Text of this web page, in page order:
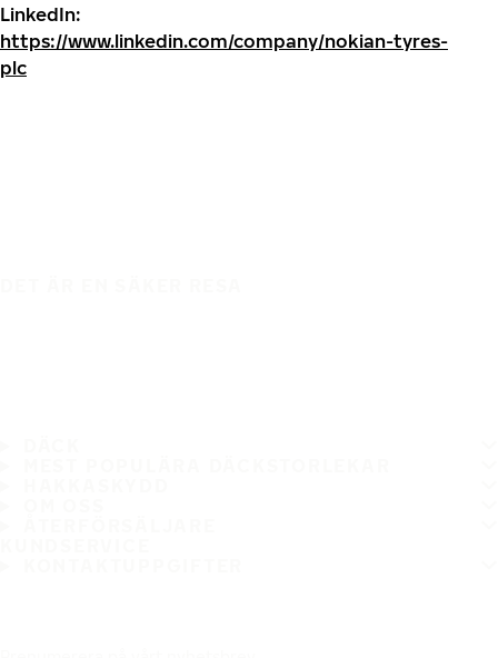
LinkedIn:
https://www.linkedin.com/company/nokian-tyres-
plc